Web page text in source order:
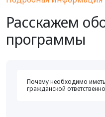
Расскажем
программы
Почему необходимо
гражданской